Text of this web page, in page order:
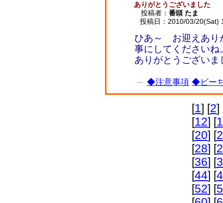
ありがとうございました
投稿者： 番頭 たま
投稿日：2010/03/20(Sat)
ひあ～ お迎えあり
事にしてください
ありがとうございま
◆注意事項 ◆ビー
[1] [2]
[12] [
[20] [
[28] [
[36] [
[44] [
[52] [